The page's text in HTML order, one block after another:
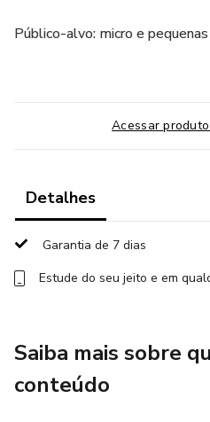
Público-alvo: micro e
Acessar
Detalhes
Garantia de 7 dias
Estude do seu jeito e em
Saiba mais sobre
conteúdo